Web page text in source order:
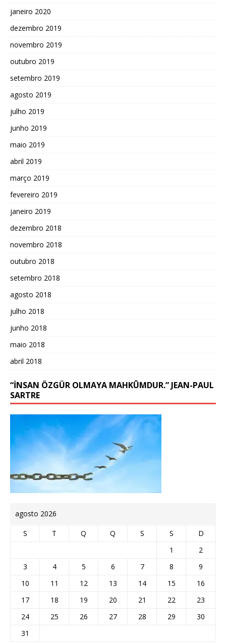
janeiro 2020
dezembro 2019
novembro 2019
outubro 2019
setembro 2019
agosto 2019
julho 2019
junho 2019
maio 2019
abril 2019
março 2019
fevereiro 2019
janeiro 2019
dezembro 2018
novembro 2018
outubro 2018
setembro 2018
agosto 2018
julho 2018
junho 2018
maio 2018
abril 2018
“İNSAN ÖZGÜR OLMAYA MAHKÛMDUR.” JEAN-PAUL
SARTRE
agosto 2026
S T Q Q S S
D
1
2
3
4 5 6 7 8
9
10
11 12 13 14 15
16
17
18 19 20 21 22
23
24
25 26 27 28 29
30
31